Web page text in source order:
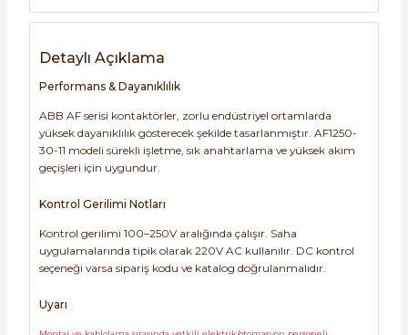
Detaylı Açıklama
Performans & Dayanıklılık
ABB AF serisi kontaktörler, zorlu endüstriyel ortamlarda
yüksek dayanıklılık gösterecek şekilde tasarlanmıştır. AF1250-
30-11 modeli sürekli işletme, sık anahtarlama ve yüksek akım
geçişleri için uygundur.
Kontrol Gerilimi Notları
Kontrol gerilimi 100–250V aralığında çalışır. Saha
uygulamalarında tipik olarak 220V AC kullanılır. DC kontrol
seçeneği varsa sipariş kodu ve katalog doğrulanmalıdır.
Uyarı